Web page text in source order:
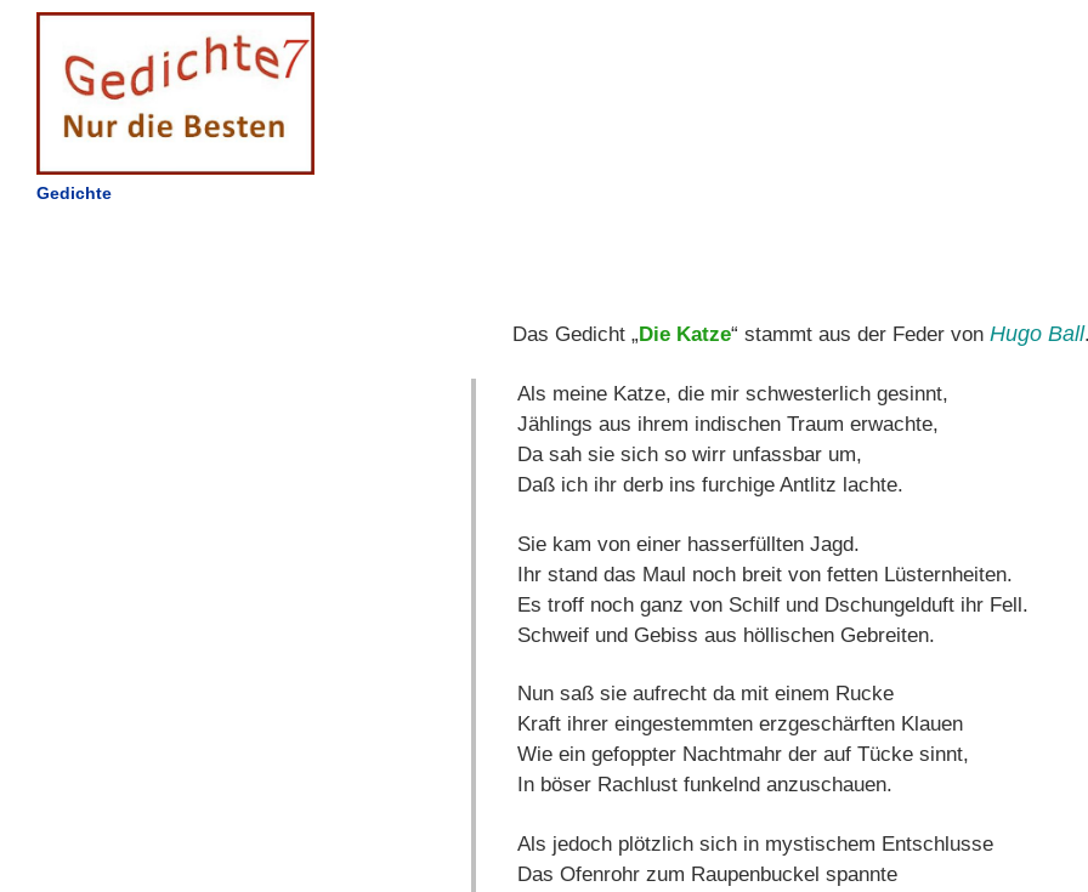
Gedichte
Das Gedicht „Die Katze“ stammt aus der Feder von Hugo Ball.
Als meine Katze, die mir schwesterlich gesinnt,
Jählings aus ihrem indischen Traum erwachte,
Da sah sie sich so wirr unfassbar um,
Daß ich ihr derb ins furchige Antlitz lachte.
Sie kam von einer hasserfüllten Jagd.
Ihr stand das Maul noch breit von fetten Lüsternheiten.
Es troff noch ganz von Schilf und Dschungelduft ihr Fell.
Schweif und Gebiss aus höllischen Gebreiten.
Nun saß sie aufrecht da mit einem Rucke
Kraft ihrer eingestemmten erzgeschärften Klauen
Wie ein gefoppter Nachtmahr der auf Tücke sinnt,
In böser Rachlust funkelnd anzuschauen.
Als jedoch plötzlich sich in mystischem Entschlusse
Das Ofenrohr zum Raupenbuckel spannte